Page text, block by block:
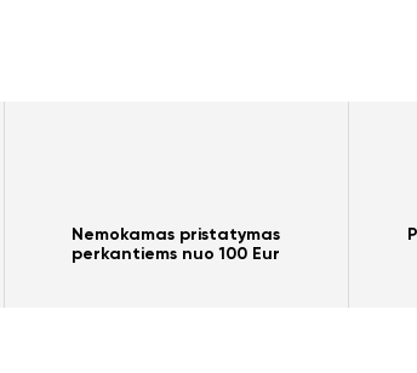
Nemokamas pristatymas
perkantiems nuo 100 Eur